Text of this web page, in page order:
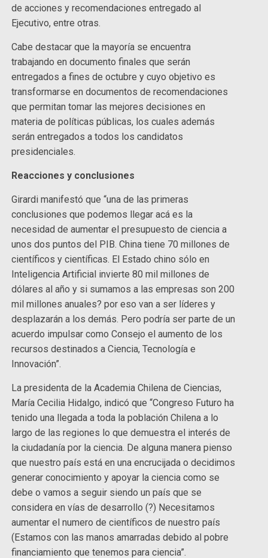
de acciones y recomendaciones entregado al
Ejecutivo, entre otras.
Cabe destacar que la mayoría se encuentra
trabajando en documento finales que serán
entregados a fines de octubre y cuyo objetivo es
transformarse en documentos de recomendaciones
que permitan tomar las mejores decisiones en
materia de políticas públicas, los cuales además
serán entregados a todos los candidatos
presidenciales.
Reacciones y conclusiones
Girardi manifestó que “una de las primeras
conclusiones que podemos llegar acá es la
necesidad de aumentar el presupuesto de ciencia a
unos dos puntos del PIB. China tiene 70 millones de
científicos y científicas. El Estado chino sólo en
Inteligencia Artificial invierte 80 mil millones de
dólares al año y si sumamos a las empresas son 200
mil millones anuales? por eso van a ser líderes y
desplazarán a los demás. Pero podría ser parte de un
acuerdo impulsar como Consejo el aumento de los
recursos destinados a Ciencia, Tecnología e
Innovación”.
La presidenta de la Academia Chilena de Ciencias,
María Cecilia Hidalgo, indicó que “Congreso Futuro ha
tenido una llegada a toda la población Chilena a lo
largo de las regiones lo que demuestra el interés de
la ciudadanía por la ciencia. De alguna manera pienso
que nuestro país está en una encrucijada o decidimos
generar conocimiento y apoyar la ciencia como se
debe o vamos a seguir siendo un país que se
considera en vías de desarrollo (?) Necesitamos
aumentar el numero de científicos de nuestro país
(Estamos con las manos amarradas debido al pobre
financiamiento que tenemos para ciencia”.